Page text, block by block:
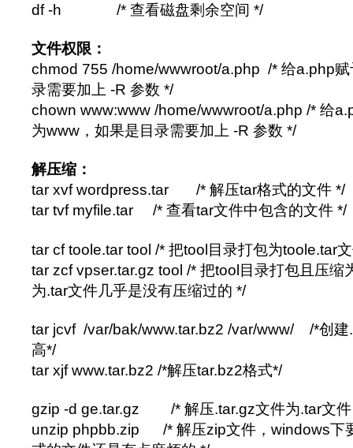
df -h /* 查看磁盘剩余空间 */
文件权限：
chmod 755 /home/wwwroot/a.php /* 给a.php
录需要加上 -R 参数 */
chown www:www /home/wwwroot/a.php /* 给
为www，如果是目录需要加上 -R 参数 */
解压缩：
tar xvf wordpress.tar /* 解压tar格式的文件 */
tar tvf myfile.tar /* 查看tar文件中包含的文件 */
tar cf toole.tar tool /* 把tool目录打包为toole.tar
tar zcf vpser.tar.gz tool /* 把tool目录打包且压缩
为.tar文件几乎是没有压缩过的 */
tar jcvf /var/bak/www.tar.bz2 /var/www/ /*创建
高*/
tar xjf www.tar.bz2 /*解压tar.bz2格式*/
gzip -d ge.tar.gz /* 解压.tar.gz文件为.tar文件
unzip phpbb.zip /* 解压zip文件，windows下